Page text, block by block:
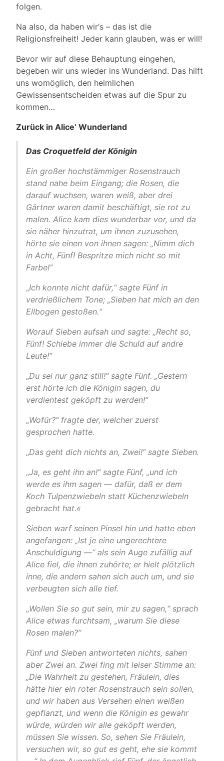
folgen.
Na also, da haben wir‘s – das ist die
Religionsfreiheit! Jeder kann glauben, was er will!
Bevor wir auf diese Behauptung eingehen,
begeben wir uns wieder ins Wunderland. Das hilft
uns womöglich, den heimlichen
Gewissensentscheiden etwas auf die Spur zu
kommen…
Zurück in Alice‘ Wunderland
Das Croquetfeld der Königin
Ein großer hochstämmiger Rosenstrauch
stand nahe beim Eingang; die Rosen, die
darauf wuchsen, waren weiß, aber drei
Gärtner waren damit beschäftigt, sie rot zu
malen. Alice kam dies wunderbar vor, und da
sie näher hinzutrat, um ihnen zuzusehen,
hörte sie einen von ihnen sagen: „Nimm dich
in Acht, Fünf! Bespritze mich nicht so mit
Farbe!“
„Ich konnte nicht dafür,“ sagte Fünf in
verdrießlichem Tone; „Sieben hat mich an den
Ellbogen gestoßen.“
Worauf Sieben aufsah und sagte: „Recht so,
Fünf! Schiebe immer die Schuld auf andre
Leute!“
„Du sei nur ganz still!“ sagte Fünf. „Gestern
erst hörte ich die Königin sagen, du
verdientest geköpft zu werden!“
„Wofür?“ fragte der, welcher zuerst
gesprochen hatte.
„Das geht dich nichts an, Zwei!“ sagte Sieben.
„Ja, es geht ihn an!“ sagte Fünf, „und ich
werde es ihm sagen — dafür, daß er dem
Koch Tulpenzwiebeln statt Küchenzwiebeln
gebracht hat.«
Sieben warf seinen Pinsel hin und hatte eben
angefangen: „Ist je eine ungerechtere
Anschuldigung —“ als sein Auge zufällig auf
Alice fiel, die ihnen zuhörte; er hielt plötzlich
inne, die andern sahen sich auch um, und sie
verbeugten sich alle tief.
„Wollen Sie so gut sein, mir zu sagen,“ sprach
Alice etwas furchtsam, „warum Sie diese
Rosen malen?“
Fünf und Sieben antworteten nichts, sahen
aber Zwei an. Zwei fing mit leiser Stimme an:
„Die Wahrheit zu gestehen, Fräulein, dies
hätte hier ein roter Rosenstrauch sein sollen,
und wir haben aus Versehen einen weißen
gepflanzt, und wenn die Königin es gewahr
würde, würden wir alle geköpft werden,
müssen Sie wissen. So, sehen Sie Fräulein,
versuchen wir, so gut es geht, ehe sie kommt